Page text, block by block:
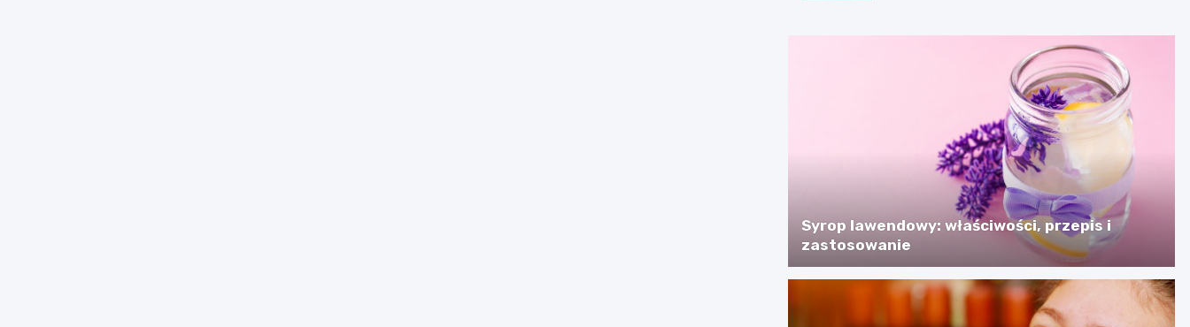
Syrop lawendowy: właściwości, przepis i
zastosowanie